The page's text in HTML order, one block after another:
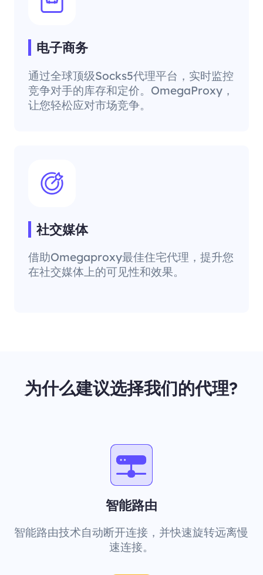
电子商务
通过全球顶级Socks5代理平台，实时监控
竞争对手的库存和定价。OmegaProxy，
让您轻松应对市场竞争。
社交媒体
借助Omegaproxy最佳住宅代理，提升您
在社交媒体上的可见性和效果。
为什么建议选择我们的代理?
智能路由
智能路由技术自动断开连接，并快速旋转远离慢
速连接。